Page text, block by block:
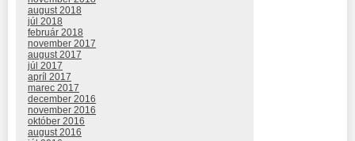
august 2018
júl 2018
február 2018
november 2017
august 2017
júl 2017
apríl 2017
marec 2017
december 2016
november 2016
október 2016
august 2016